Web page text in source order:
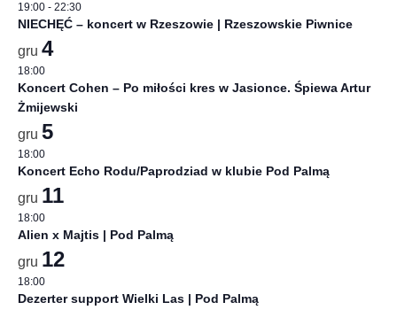
19:00 - 22:30
NIECHĘĆ – koncert w Rzeszowie | Rzeszowskie Piwnice
gru 4
18:00
Koncert Cohen – Po miłości kres w Jasionce. Śpiewa Artur
Żmijewski
gru 5
18:00
Koncert Echo Rodu/Paprodziad w klubie Pod Palmą
gru 11
18:00
Alien x Majtis | Pod Palmą
gru 12
18:00
Dezerter support Wielki Las | Pod Palmą